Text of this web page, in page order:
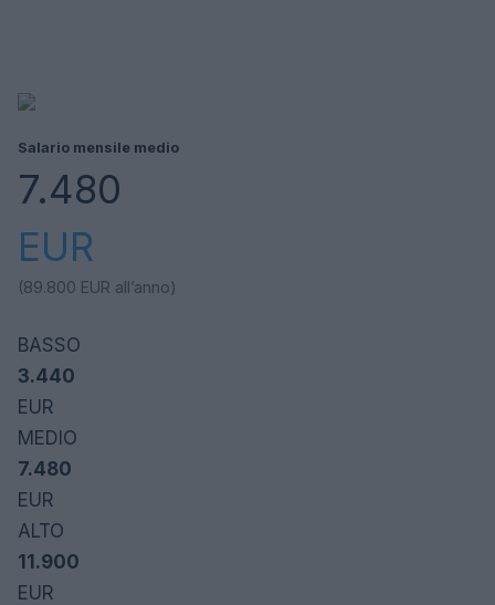
Salario mensile medio
7.480
EUR
(89.800 EUR all’anno)
BASSO
3.440
EUR
MEDIO
7.480
EUR
ALTO
11.900
EUR